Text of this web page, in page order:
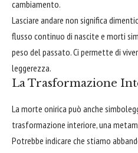
cambiamento.
Lasciare andare non significa
flusso continuo di nascite e morti
peso del passato. Ci permette di
leggerezza.
La Trasformazione
La morte onirica può anche
trasformazione interiore, una
Potrebbe indicare che stiamo